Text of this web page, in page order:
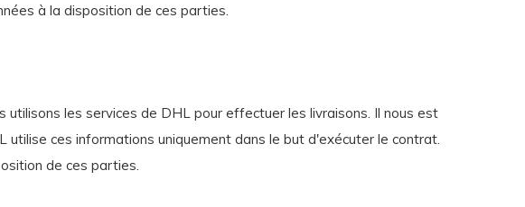
à la disposition de ces parties.
les services de DHL pour effectuer les livraisons. Il nous est
ces informations uniquement dans le but d'exécuter le contrat.
de ces parties.